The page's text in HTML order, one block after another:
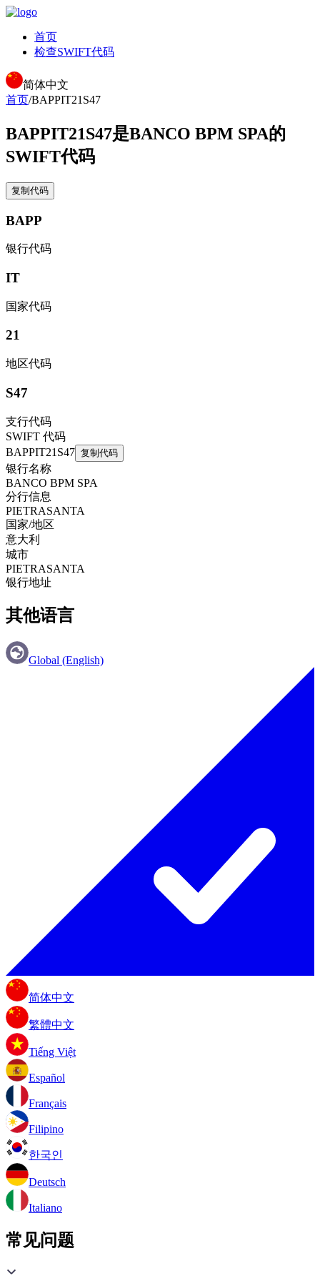
首页
检查SWIFT代码
简体中文
首页/BAPPIT21S47
BAPPIT21S47是BANCO BPM SPA的
SWIFT代码
复制代码
BAPP
银行代码
IT
国家代码
21
地区代码
S47
支行代码
SWIFT 代码
BAPPIT21S47 复制代码
银行名称
BANCO BPM SPA
分行信息
PIETRASANTA
国家/地区
意大利
城市
PIETRASANTA
银行地址
其他语言
Global (English)
简体中文
繁體中文
Tiếng Việt
Español
Français
Filipino
한국인
Deutsch
Italiano
常见问题